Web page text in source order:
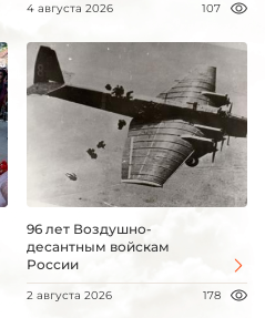
4 августа 2026 107
96 лет Воздушно-
десантным войскам
России
2 августа 2026 178